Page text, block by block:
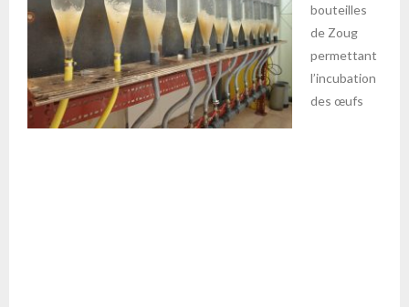
bouteilles
de Zoug
permettant
l’incubation
des œufs